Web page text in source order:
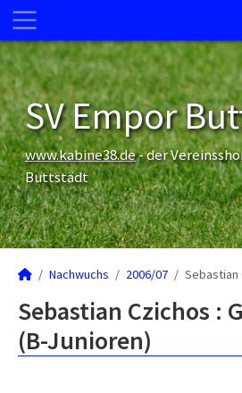
SV Empor
www.kabine38.de- der
Buttstädt
Nachwuchs 2006/07 Sebastian
Sebastian Czichos :
(B-Junioren)